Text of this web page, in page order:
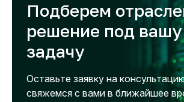
Подберем
решение под вашу
задачу
Оставьте заявку на
свяжемся с вами в ближайшее